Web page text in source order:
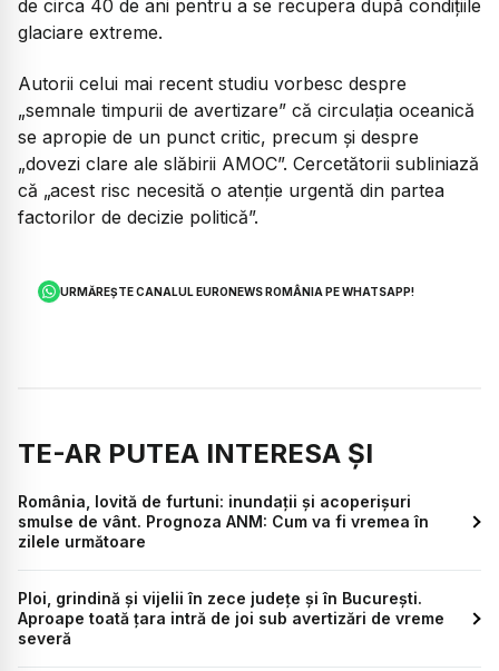
de circa 40 de ani pentru a se recupera după condițiile
glaciare extreme.
Autorii celui mai recent studiu vorbesc despre
„semnale timpurii de avertizare” că circulația oceanică
se apropie de un punct critic, precum și despre
„dovezi clare ale slăbirii AMOC”. Cercetătorii subliniază
că „acest risc necesită o atenție urgentă din partea
factorilor de decizie politică”.
URMĂREȘTE CANALUL EURONEWS ROMÂNIA PE WHATSAPP!
TE-AR PUTEA INTERESA ȘI
România, lovită de furtuni: inundații și acoperișuri
smulse de vânt. Prognoza ANM: Cum va fi vremea în
zilele următoare
Ploi, grindină și vijelii în zece județe și în București.
Aproape toată țara intră de joi sub avertizări de vreme
severă